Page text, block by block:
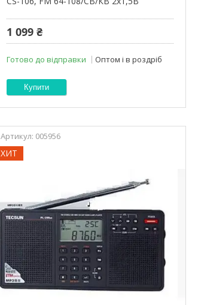
1 099 ₴
Готово до відправки Оптом і в роздріб
Купити
005956
ХИТ